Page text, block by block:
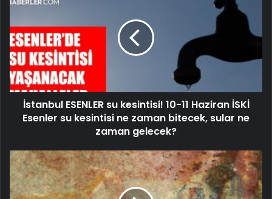
İstanbul ESENLER su kesintisi! 10-11 Haziran İSKİ
Esenler su kesintisi ne zaman bitecek, sular ne
zaman gelecek?